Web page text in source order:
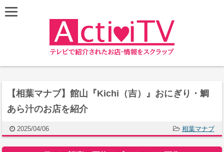
【相葉マナブ】館山『Kichi（吉）』おにぎり・鯛
あら汁のお店を紹介
2025/04/06 相葉マナブ